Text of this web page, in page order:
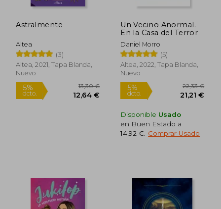
5%
dcto.
5%
dcto.
Astralmente
Altea
(3)
Altea, 2021, Tapa Blanda,
Nuevo
Un Vecino Anormal.
En la Casa del Terror
Daniel Morro
(5)
Altea, 2022, Tapa Blanda,
Nuevo
Disponible Usado
en Buen Estado a
14,92 € Comprar Usado